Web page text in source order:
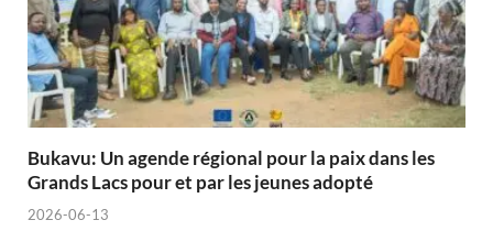
Bukavu: Un agende régional pour la paix dans les
Grands Lacs pour et par les jeunes adopté
2026-06-13